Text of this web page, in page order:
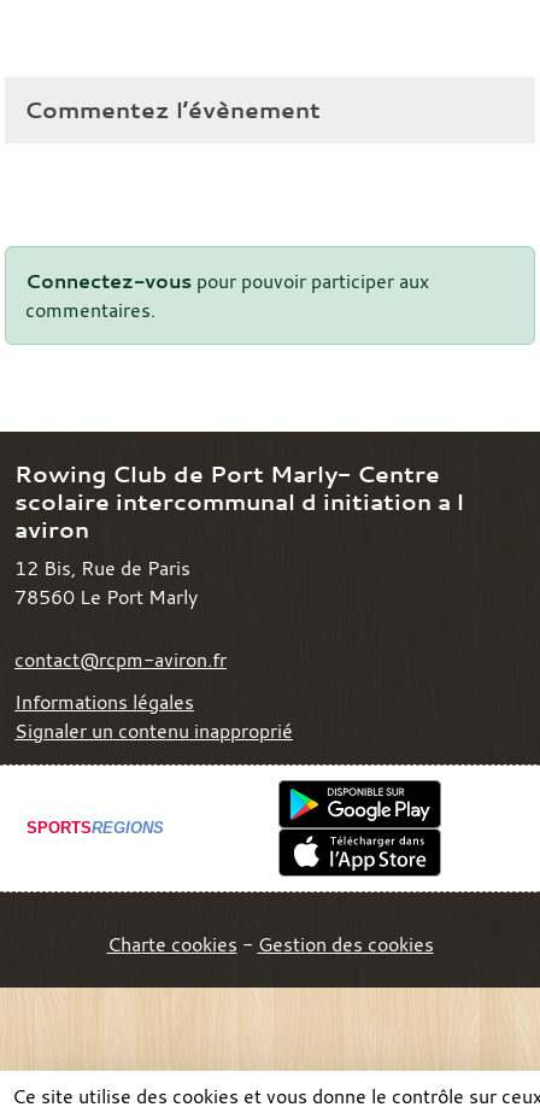
Commentez l’évènement
Connectez-vous pour pouvoir participer aux
commentaires.
Rowing Club de Port Marly- Centre
scolaire intercommunal d initiation a l
aviron
12 Bis, Rue de Paris
78560 Le Port Marly
contact@rcpm-aviron.fr
Informations légales
Signaler un contenu inapproprié
SPORTSREGIONS
Charte cookies Gestion des cookies
Ce site utilise des cookies et vous donne le contrôle sur